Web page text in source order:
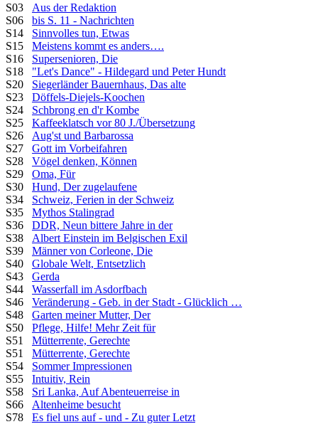
S03 Aus der Redaktion
S06 bis S. 11 - Nachrichten
S14 Sinnvolles tun, Etwas
S15 Meistens kommt es anders….
S16 Supersenioren, Die
S18 "Let's Dance" - Hildegard und Peter Hundt
S20 Siegerländer Bauernhaus, Das alte
S23 Döffels-Diejels-Koochen
S24 Schbrong en d'r Kombe
S25 Kaffeeklatsch vor 80 J./Übersetzung
S26 Aug'st und Barbarossa
S27 Gott im Vorbeifahren
S28 Vögel denken, Können
S29 Oma, Für
S30 Hund, Der zugelaufene
S34 Schweiz, Ferien in der Schweiz
S35 Mythos Stalingrad
S36 DDR, Neun bittere Jahre in der
S38 Albert Einstein im Belgischen Exil
S39 Männer von Corleone, Die
S40 Globale Welt, Entsetzlich
S43 Gerda
S44 Wasserfall im Asdorfbach
S46 Veränderung - Geb. in der Stadt - Glücklich …
S48 Garten meiner Mutter, Der
S50 Pflege, Hilfe! Mehr Zeit für
S51 Mütterrente, Gerechte
S51 Mütterrente, Gerechte
S54 Sommer Impressionen
S55 Intuitiv, Rein
S58 Sri Lanka, Auf Abenteuerreise in
S66 Altenheime besucht
S78 Es fiel uns auf - und - Zu guter Letzt